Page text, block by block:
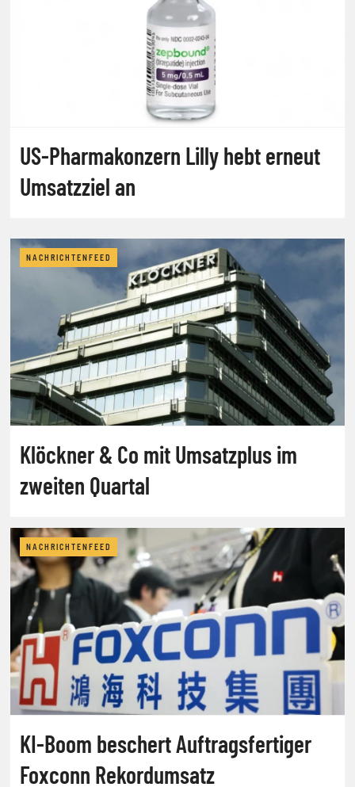
US-Pharmakonzern Lilly hebt erneut
Umsatzziel an
NACHRICHTENFEED
Klöckner & Co mit Umsatzplus im
zweiten Quartal
NACHRICHTENFEED
KI-Boom beschert Auftragsfertiger
Foxconn Rekordumsatz